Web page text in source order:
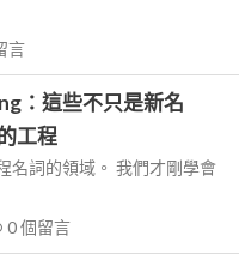
言
：這些不只是新名
工程
名詞的領域。 我們才剛學會
0個留言